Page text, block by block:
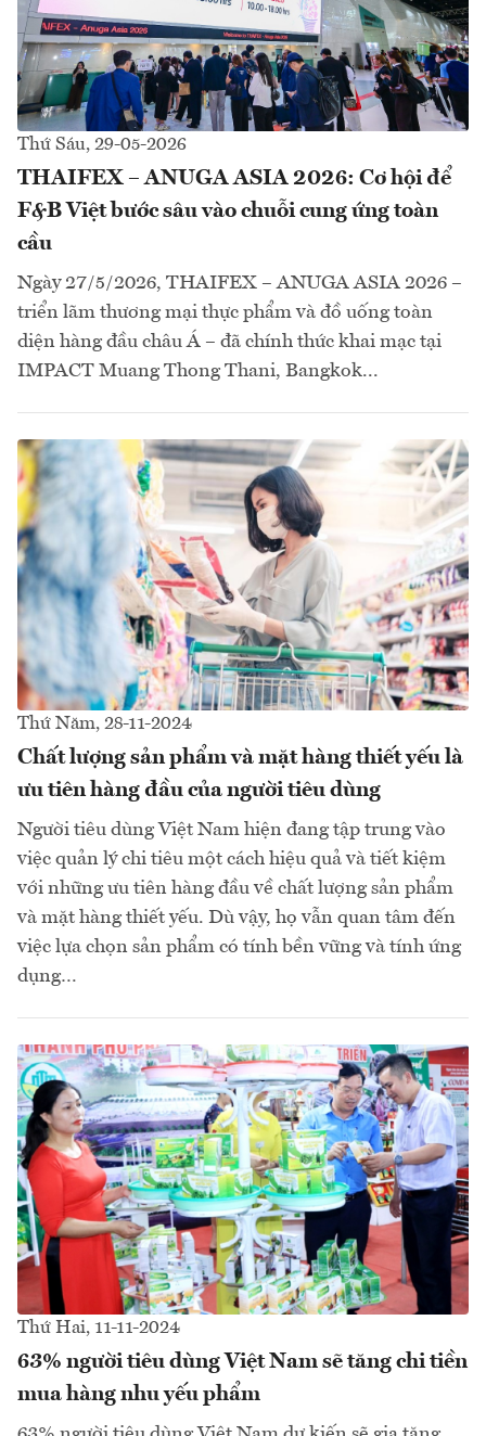
Thứ Sáu, 29-05-2026
THAIFEX – ANUGA ASIA 2026: Cơ hội để
F&B Việt bước sâu vào chuỗi cung ứng toàn
cầu
Ngày 27/5/2026, THAIFEX – ANUGA ASIA 2026 –
triển lãm thương mại thực phẩm và đồ uống toàn
diện hàng đầu châu Á – đã chính thức khai mạc tại
IMPACT Muang Thong Thani, Bangkok...
Thứ Năm, 28-11-2024
Chất lượng sản phẩm và mặt hàng thiết yếu là
ưu tiên hàng đầu của người tiêu dùng
Người tiêu dùng Việt Nam hiện đang tập trung vào
việc quản lý chi tiêu một cách hiệu quả và tiết kiệm
với những ưu tiên hàng đầu về chất lượng sản phẩm
và mặt hàng thiết yếu. Dù vậy, họ vẫn quan tâm đến
việc lựa chọn sản phẩm có tính bền vững và tính ứng
dụng…
Thứ Hai, 11-11-2024
63% người tiêu dùng Việt Nam sẽ tăng chi tiền
mua hàng nhu yếu phẩm